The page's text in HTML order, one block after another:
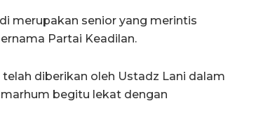
merupakan senior yang merintis
Partai Keadilan.
diberikan oleh Ustadz Lani dalam
begitu lekat dengan